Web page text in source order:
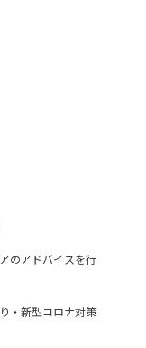
のアドバイスを行
・新型コロナ対策